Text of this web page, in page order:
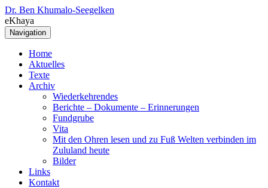
Dr. Ben Khumalo-Seegelken
eKhaya
Navigation
Home
Aktuelles
Texte
Archiv
Wiederkehrendes
Berichte – Dokumente – Erinnerungen
Fundgrube
Vita
Mit den Ohren lesen und zu Fuß Welten verbinden im
Zululand heute
Bilder
Links
Kontakt